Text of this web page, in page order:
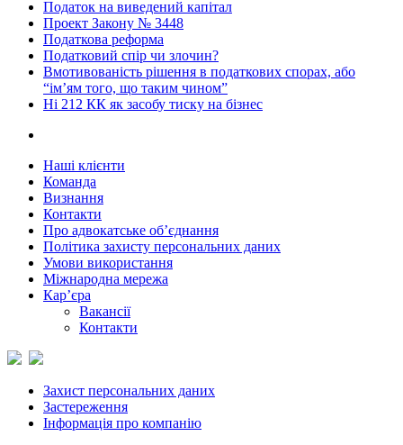
Податок на виведений капітал
Проект Закону № 3448
Податкова реформа
Податковий спір чи злочин?
Вмотивованість рішення в податкових спорах, або
“ім’ям того, що таким чином”
Ні 212 КК як засобу тиску на бізнес
Наші клієнти
Команда
Визнання
Контакти
Про адвокатське об’єднання
Політика захисту персональних даних
Умови використання
Міжнародна мережа
Кар’єра
Вакансії
Контакти
Захист персональних даних
Застереження
Інформація про компанію